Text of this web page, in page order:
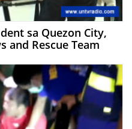
sa Quezon City,
and Rescue Team